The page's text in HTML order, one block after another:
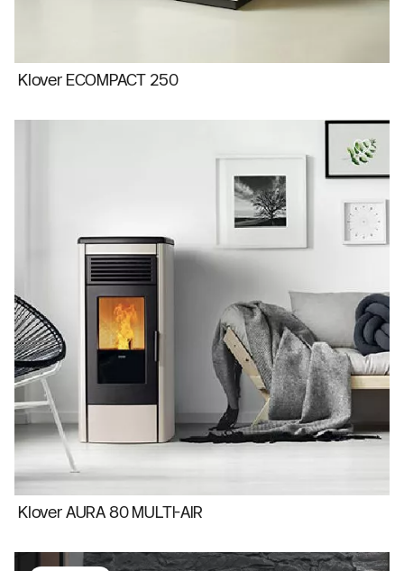
Klover ECOMPACT 250
Klover AURA 80 MULTI-AIR